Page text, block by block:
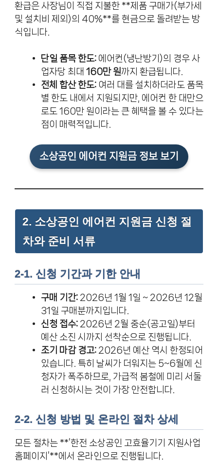
환급은 사장님이 직접 지불한 **제품 구매가(부가세
및 설치비 제외)의 40%**를 현금으로 돌려받는 방
식입니다.
단일 품목 한도: 에어컨(냉난방기)의 경우 사
업자당 최대 160만 원까지 환급됩니다.
전체 합산 한도: 여러 대를 설치하더라도 품목
별 한도 내에서 지원되지만, 에어컨 한 대만으
로도 160만 원이라는 큰 혜택을 볼 수 있다는
점이 매력적입니다.
소상공인 에어컨 지원금 정보 보기
2. 소상공인 에어컨 지원금 신청 절
차와 준비 서류
2-1. 신청 기간과 기한 안내
구매 기간: 2026년 1월 1일 ~ 2026년 12월
31일 구매분까지입니다.
신청 접수: 2026년 2월 중순(공고일)부터
예산 소진 시까지 선착순으로 진행됩니다.
조기 마감 경고: 2026년 예산 역시 한정되어
있습니다. 특히 날씨가 더워지는 5~6월에 신
청자가 폭주하므로, 가급적 봄철에 미리 서둘
러 신청하시는 것이 가장 안전합니다.
2-2. 신청 방법 및 온라인 절차 상세
모든 절차는 **’한전 소상공인 고효율기기 지원사업
홈페이지’**에서 온라인으로 진행됩니다.